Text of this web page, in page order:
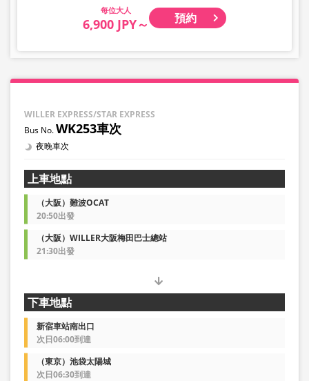
大人
6,900 JPY～ 預約
WILLER EXPRESS/STAR EXPRESS
WK253車次
夜晚車次
上車地點
（大阪）難波OCAT
20:50出發
（大阪）WILLER大阪梅田巴士總站
21:30出發
下車地點
新宿車站南出口
次日06:00到達
（東京）池袋太陽城
次日06:30到達